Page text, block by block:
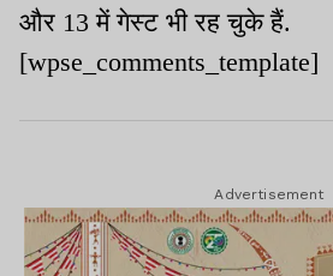
और 13 में गेस्ट भी रह चुके हैं.
[wpse_comments_template]
Advertisement